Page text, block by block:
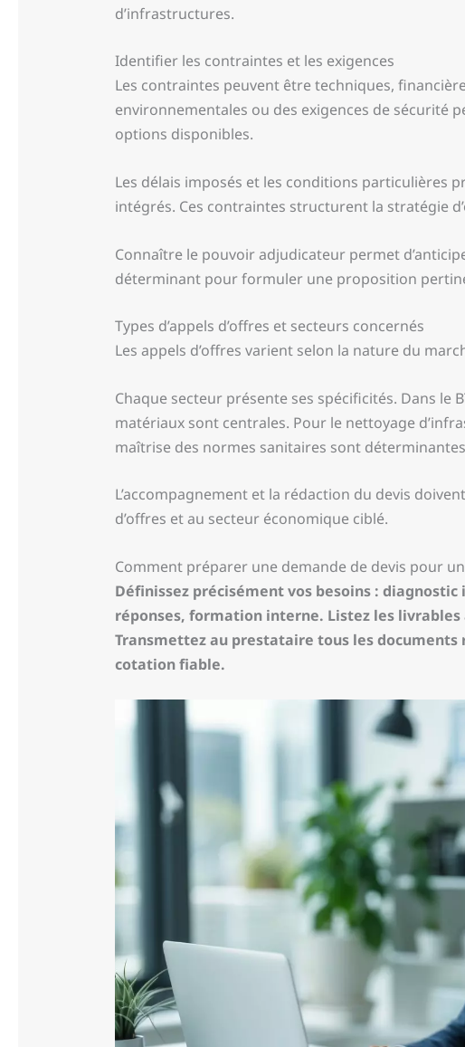
d’infrastructures.
Identifier les contraintes et les exigences
Les contraintes peuvent être techniques,
environnementales ou des exigences de sécurité
options disponibles.
Les délais imposés et les conditions particulières
intégrés. Ces contraintes structurent la stratégie
Connaître le pouvoir adjudicateur permet
déterminant pour formuler une proposition
Types d’appels d’offres et secteurs concernés
Les appels d’offres varient selon la nature du
Chaque secteur présente ses spécificités. Dans le
matériaux sont centrales. Pour le nettoyage
maîtrise des normes sanitaires sont
L’accompagnement et la rédaction du devis
d’offres et au secteur économique ciblé.
Comment préparer une demande de devis pour
Définissez précisément vos besoins :
réponses, formation interne. Listez les
Transmettez au prestataire tous les documents
cotation fiable.